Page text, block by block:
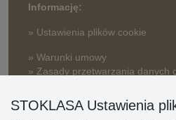
Informację:
» Ustawienia plików cookie
» Warunki umowy
» Zasady przetwarzania danych
» Reklamacje
STOKLASA Ustawienia